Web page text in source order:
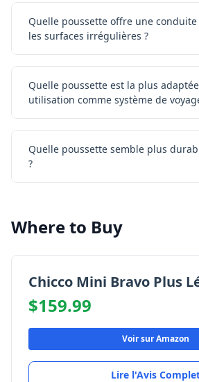
Quelle poussette offre une
les surfaces irrégulières ?
Quelle poussette est la plus
utilisation comme système de
Quelle poussette semble plus
?
Where to Buy
Chicco Mini Bravo Plus
$159.99
Voir sur Amazon
Lire l'Avis